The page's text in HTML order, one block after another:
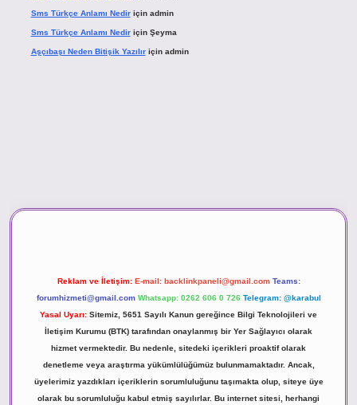
Sms Türkçe Anlamı Nediriçin admin
Sms Türkçe Anlamı Nediriçin Şeyma
Aşçıbaşı Neden Bitişik Yazılıriçin admin
Reklam ve İletişim: E-mail: backlinkpaneli@gmail.com Teams:
forumhizmeti@gmail.com Whatsapp: 0262 606 0 726 Telegram: @karabul
Yasal Uyarı: Sitemiz, 5651 Sayılı Kanun gereğince Bilgi Teknolojileri ve
İletişim Kurumu (BTK) tarafından onaylanmış bir Yer Sağlayıcı olarak
hizmet vermektedir. Bu nedenle, sitedeki içerikleri proaktif olarak
denetleme veya araştırma yükümlülüğümüz bulunmamaktadır. Ancak,
üyelerimiz yazdıkları içeriklerin sorumluluğunu taşımakta olup, siteye üye
olarak bu sorumluluğu kabul etmiş sayılırlar. Bu internet sitesi, herhangi